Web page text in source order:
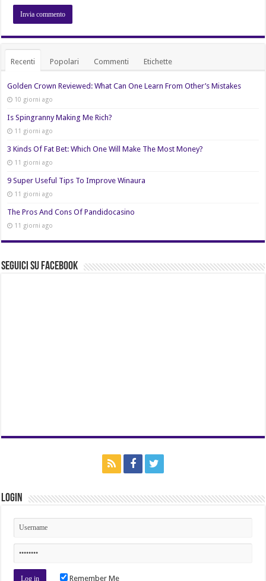
Recenti Popolari Commenti Etichette
Golden Crown Reviewed: What Can One Learn From Other’s Mistakes
10 giorni ago
Is Spingranny Making Me Rich?
11 giorni ago
3 Kinds Of Fat Bet: Which One Will Make The Most Money?
11 giorni ago
9 Super Useful Tips To Improve Winaura
11 giorni ago
The Pros And Cons Of Pandidocasino
11 giorni ago
Seguici su Facebook
Login
Remember Me